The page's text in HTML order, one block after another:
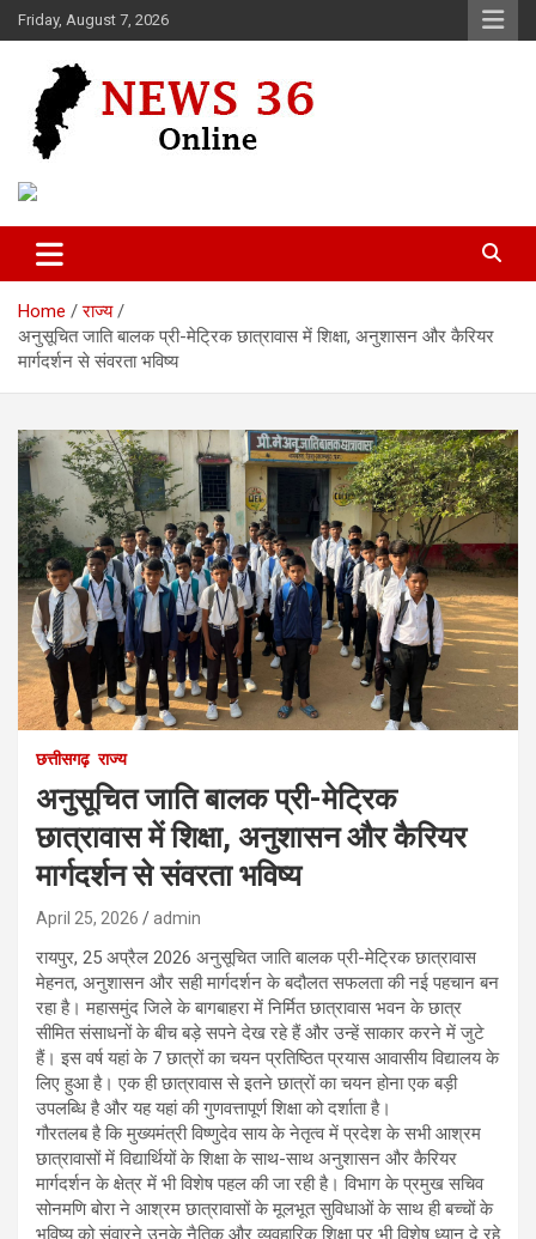
Skip
to
Friday, August 7, 2026
News 36
Home
राज्य
अनुसूचित जाति बालक प्री-मेट्रिक छात्रावास में शिक्षा, अनुशासन और कैरियर
मार्गदर्शन से संवरता भविष्य
छत्तीसगढ़ राज्य
अनुसूचित जाति बालक प्री-मेट्रिक
छात्रावास में शिक्षा, अनुशासन और कैरियर
मार्गदर्शन से संवरता भविष्य
April 25, 2026 admin
रायपुर, 25 अप्रैल 2026 अनुसूचित जाति बालक प्री-मेट्रिक छात्रावास
मेहनत, अनुशासन और सही मार्गदर्शन के बदौलत सफलता की नई पहचान बन
रहा है। महासमुंद जिले के बागबाहरा में निर्मित छात्रावास भवन के छात्र
सीमित संसाधनों के बीच बड़े सपने देख रहे हैं और उन्हें साकार करने में जुटे
हैं। इस वर्ष यहां के 7 छात्रों का चयन प्रतिष्ठित प्रयास आवासीय विद्यालय के
लिए हुआ है। एक ही छात्रावास से इतने छात्रों का चयन होना एक बड़ी
उपलब्धि है और यह यहां की गुणवत्तापूर्ण शिक्षा को दर्शाता है।
गौरतलब है कि मुख्यमंत्री विष्णुदेव साय के नेतृत्व में प्रदेश के सभी आश्रम
छात्रावासों में विद्यार्थियों के शिक्षा के साथ-साथ अनुशासन और कैरियर
मार्गदर्शन के क्षेत्र में भी विशेष पहल की जा रही है। विभाग के प्रमुख सचिव
सोनमणि बोरा ने आश्रम छात्रावासों के मूलभूत सुविधाओं के साथ ही बच्चों के
भविष्य को संवारने उनके नैतिक और व्यवहारिक शिक्षा पर भी विशेष ध्यान दे रहे